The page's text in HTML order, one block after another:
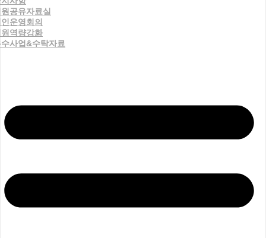
공유자료실
운영회의
역량강화
사업&수탁자료